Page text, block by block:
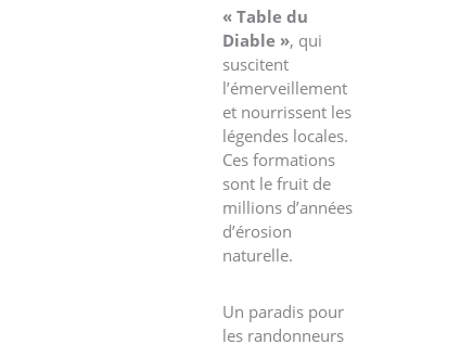
« Table du
Diable », qui
suscitent
l’émerveillement
et nourrissent les
légendes locales.
Ces formations
sont le fruit de
millions d’années
d’érosion
naturelle.
Un paradis pour
les randonneurs